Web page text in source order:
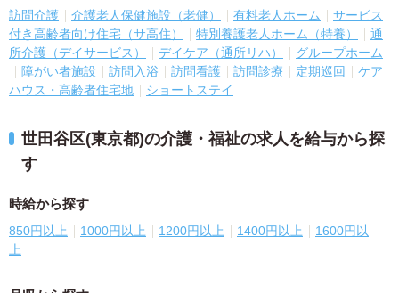
訪問介護 介護老人保健施設（老健） 有料老人ホーム
サービス
付き高齢者向け住宅（サ高住）
特別養護老人ホーム（特養）
通
所介護（デイサービス）
デイケア（通所リハ）
グループホーム
障がい者施設
訪問入浴 訪問看護 訪問診療 定期巡回
ケア
ハウス・高齢者住宅地
ショートステイ
世田谷区(東京都)の介護・福祉の求人を給与から探
す
時給から探す
850円以上 1000円以上 1200円以上 1400円以上
1600円以
上